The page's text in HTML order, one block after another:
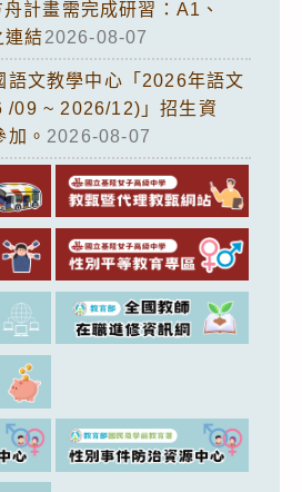
計畫需完成研習：A1、
結2026-08-07
語文教學中心「2026年語文
/09 ~ 2026/12)」招生資
。 2026-08-07